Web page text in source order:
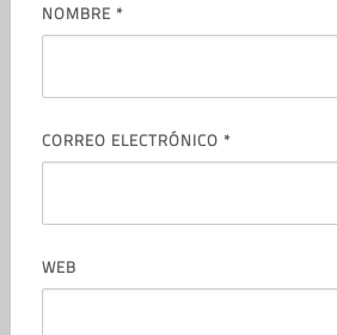
NOMBRE *
CORREO ELECTRÓNICO *
WEB